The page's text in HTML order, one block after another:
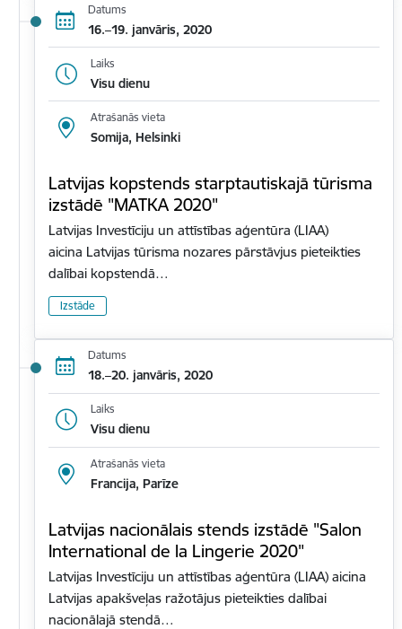
Datums
16.–19. janvāris, 2020
Laiks
Visu dienu
Atrašanās vieta
Somija, Helsinki
Latvijas kopstends starptautiskajā tūrisma
izstādē "MATKA 2020"
Latvijas Investīciju un attīstības aģentūra (LIAA)
aicina Latvijas tūrisma nozares pārstāvjus pieteikties
dalībai kopstendā…
Izstāde
Datums
18.–20. janvāris, 2020
Laiks
Visu dienu
Atrašanās vieta
Francija, Parīze
Latvijas nacionālais stends izstādē "Salon
International de la Lingerie 2020"
Latvijas Investīciju un attīstības aģentūra (LIAA) aicina
Latvijas apakšveļas ražotājus pieteikties dalībai
nacionālajā stendā…